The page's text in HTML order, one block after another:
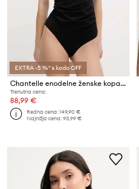
EXTRA -5 %* s kodo OFF
Chantelle enodelne ženske kopalke ICON
Trenutna cena:
88,99 €
Redna cena:149,90 €
Najnižja cena:93,99 €